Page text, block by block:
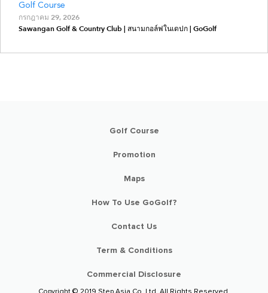
Golf Course
กรกฎาคม 29, 2026
Sawangan Golf & Country Club | สนามกอล์ฟในเดปก | GoGolf
Golf Course
Promotion
Maps
How To Use GoGolf?
Contact Us
Term & Conditions
Commercial Disclosure
Copyright © 2019 Step Asia Co. Ltd. All Rights Reserved.